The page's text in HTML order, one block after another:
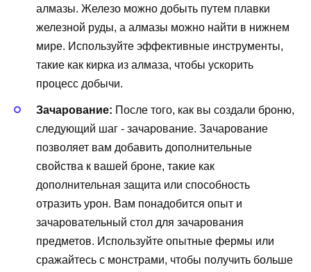
алмазы. Железо можно добыть путем плавки
железной руды, а алмазы можно найти в нижнем
мире. Используйте эффективные инструменты,
такие как кирка из алмаза, чтобы ускорить
процесс добычи.
Зачарование: После того, как вы создали броню,
следующий шаг - зачарование. Зачарование
позволяет вам добавить дополнительные
свойства к вашей броне, такие как
дополнительная защита или способность
отразить урон. Вам понадобится опыт и
зачаровательный стол для зачарования
предметов. Используйте опытные фермы или
сражайтесь с монстрами, чтобы получить больше